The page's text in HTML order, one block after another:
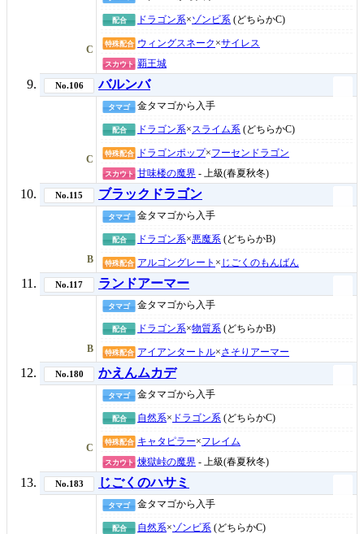
C
配合 ドラゴン系×ゾンビ系 (どちらかC)
特殊配合 ウィングスネーク ×サイレス
スカウト 覇王城
No.106 バルンバ
C
タマゴ 金タマゴから入手
配合 ドラゴン系× スライム系 (どちらかC)
特殊配合 ドラゴンポップ×フーセンドラゴン
スカウト 甘味楼の魔界 - 上級(春夏秋冬)
No.115 ブラックドラゴン
B
タマゴ 金タマゴから入手
配合 ドラゴン系×悪魔系 (どちらかB)
特殊配合 アルゴングレート × じごくのもんばん
No.117 ランドアーマー
B
タマゴ 金タマゴから入手
配合 ドラゴン系×物質系 (どちらかB)
特殊配合 アイアンタートル×さそりアーマー
No.180 かえんムカデ
C
タマゴ 金タマゴから入手
配合 自然系× ドラゴン系 (どちらかC)
特殊配合 キャタピラー×フレイム
スカウト 煉獄峠の魔界 - 上級(春夏秋冬)
No.183 じごくのハサミ
タマゴ 金タマゴから入手
配合 自然系×ゾンビ系 (どちらかC)